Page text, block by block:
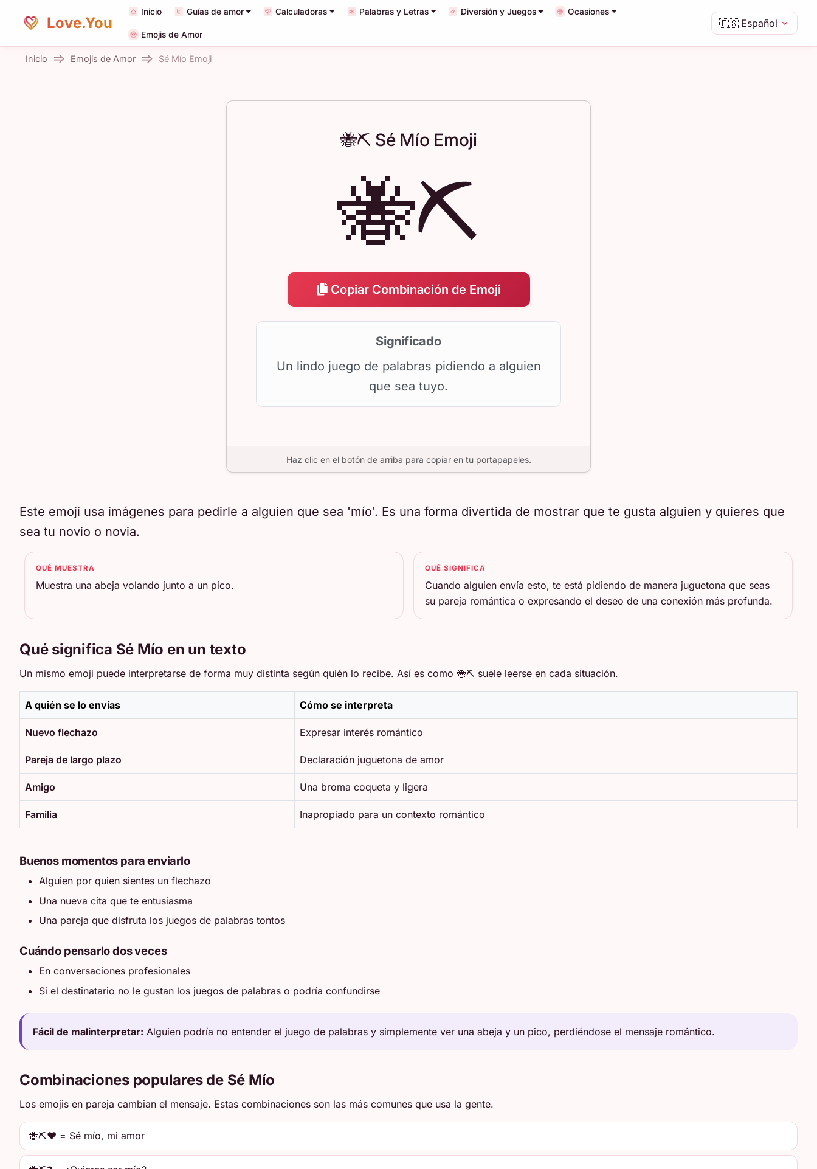
Love.You 🇪🇸 Español
Inicio Guías de amor Calculadoras Palabras y Letras Diversión y Juegos Ocasiones
Emojis de Amor
Inicio Emojis de Amor Sé Mío Emoji
🐝⛏️ Sé Mío Emoji
🐝⛏️
Copiar Combinación de Emoji
Significado
Un lindo juego de palabras pidiendo a alguien
que sea tuyo.
Haz clic en el botón de arriba para copiar en tu portapapeles.
Este emoji usa imágenes para pedirle a alguien que sea 'mío'. Es una forma divertida de mostrar que te gusta alguien y quieres que
sea tu novio o novia.
QUÉ MUESTRA
Muestra una abeja volando junto a un pico.
QUÉ SIGNIFICA
Cuando alguien envía esto, te está pidiendo de manera juguetona que seas
su pareja romántica o expresando el deseo de una conexión más profunda.
Qué significa Sé Mío en un texto
Un mismo emoji puede interpretarse de forma muy distinta según quién lo recibe. Así es como 🐝⛏️ suele leerse en cada situación.
A quién se lo envías Cómo se interpreta
Nuevo flechazo Expresar interés romántico
Pareja de largo plazo Declaración juguetona de amor
Amigo Una broma coqueta y ligera
Familia Inapropiado para un contexto romántico
Buenos momentos para enviarlo
Alguien por quien sientes un flechazo
Una nueva cita que te entusiasma
Una pareja que disfruta los juegos de palabras tontos
Cuándo pensarlo dos veces
En conversaciones profesionales
Si el destinatario no le gustan los juegos de palabras o podría confundirse
Fácil de malinterpretar: Alguien podría no entender el juego de palabras y simplemente ver una abeja y un pico, perdiéndose el mensaje romántico.
Combinaciones populares de Sé Mío
Los emojis en pareja cambian el mensaje. Estas combinaciones son las más comunes que usa la gente.
🐝⛏️❤️ = Sé mío, mi amor